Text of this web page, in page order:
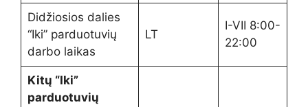
Didžiosios dalies
“Iki” parduotuvių
darbo laikas
LT
I-VII 8:00-
22:00
Kitų “Iki”
parduotuvių